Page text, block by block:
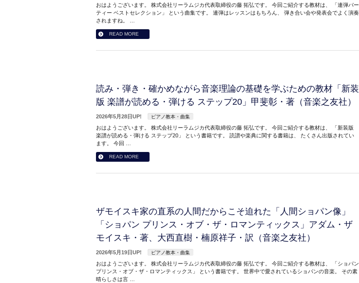
おはようございます。 株式会社リーラムジカ代表取締役の藤 拓弘です。 今回ご紹介する教材は、 「連弾パー
ティー ベストセレクション」 という曲集です。 連弾はレッスンはもちろん、 弾き合い会や発表会でよく演奏
されますね。 …
READ MORE
読み・弾き・確かめながら音楽理論の基礎を学ぶための教材「新装
版 楽譜が読める・弾ける ステップ20」甲斐彰・著（音楽之友社）
2026年5月28日UP! ピアノ教本・曲集
おはようございます。 株式会社リーラムジカ代表取締役の藤 拓弘です。 今回ご紹介する教材は、 「新装版
楽譜が読める・弾ける ステップ20」 という書籍です。 読譜や楽典に関する書籍は、 たくさん出版されてい
ます。 今回 …
READ MORE
ザモイスキ家の直系の人間だからこそ迫れた「人間ショパン像」
「ショパン プリンス・オブ・ザ・ロマンティックス」アダム・ザ
モイスキ・著、大西直樹・楠原祥子・訳（音楽之友社）
2026年5月19日UP! ピアノ教本・曲集
おはようございます。 株式会社リーラムジカ代表取締役の藤 拓弘です。 今回ご紹介する教材は、 「ショパン
プリンス・オブ・ザ・ロマンティックス」 という書籍です。 世界中で愛されているショパンの音楽。 その素
晴らしさは言 …